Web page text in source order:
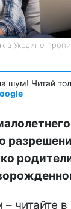
в Украине
шум! Читай
читайте